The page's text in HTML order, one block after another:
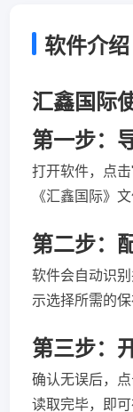
软件介绍
汇鑫国际
第一步：
打开软件，点
《汇鑫国际》
第二步：
软件会自动识
示选择所需的
第三步：
确认无误后，
读取完毕，即